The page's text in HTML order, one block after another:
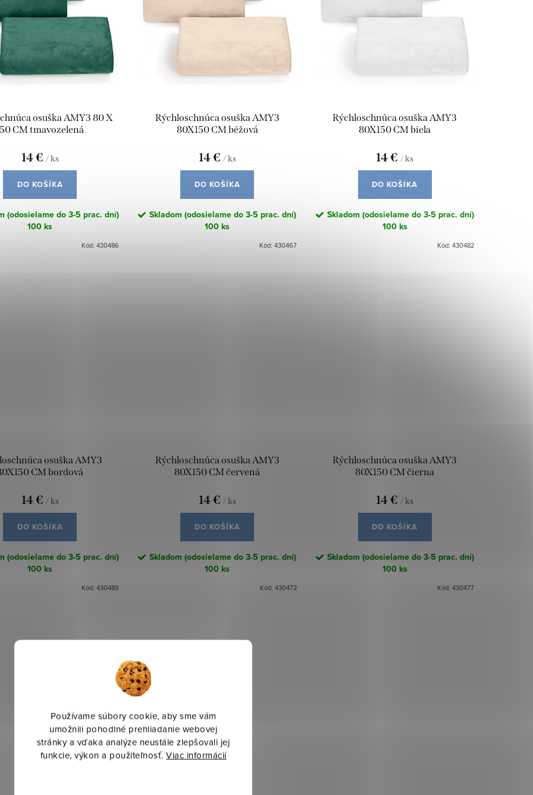
Používame súbory cookie, aby sme vám
umožnili pohodlné prehliadanie webovej
stránky a vďaka analýze neustále zlepšovali jej
funkcie, výkon a použiteľnosť. Viac informácií
osuška AMY3 80 X
CM tmavozelená
14 € / ks
DO KOŠÍKA
(odosielame do 3-5 prac. dní)
100 ks
Kód:430486
Rýchloschnúca osuška AMY3
80X150 CM béžová
14 € / ks
DO KOŠÍKA
Skladom (odosielame do 3-5 prac. dní)
100 ks
Kód: 430467
Rýchloschnúca osuška AMY3
80X150 CM biela
14 €/ ks
DO KOŠÍKA
Skladom (odosielame do 3-5 prac. dní)
100 ks
Kód: 430482
osuška AMY3
CM bordová
14 € / ks
DO KOŠÍKA
(odosielame do 3-5 prac. dní)
100 ks
Kód:430489
Rýchloschnúca osuška AMY3
80X150 CM červená
14 € / ks
DO KOŠÍKA
Skladom (odosielame do 3-5 prac. dní)
100 ks
Kód: 430472
Rýchloschnúca osuška AMY3
80X150 CM čierna
14 € / ks
DO KOŠÍKA
Skladom (odosielame do 3-5 prac. dní)
100 ks
Kód: 430477